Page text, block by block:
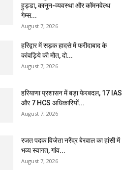
हुड्डा, कानून-व्यवस्था और कॉमनवेल्थ
गेम्स...
August 7, 2026
हरिद्वार में सड़क हादसे में फरीदाबाद के
कांवड़िये की मौत, दो...
August 7, 2026
हरियाणा प्रशासन में बड़ा फेरबदल, 17 IAS
और 7 HCS अधिकारियों...
August 7, 2026
रजत पदक विजेता नरेंद्र बेरवाल का हांसी में
भव्य स्वागत, गांव...
August 7, 2026